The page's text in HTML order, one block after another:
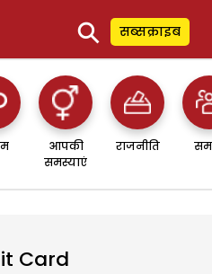
⚲ सब्सक्राइब
आपकी
समस्याएं
राजनीति
Card